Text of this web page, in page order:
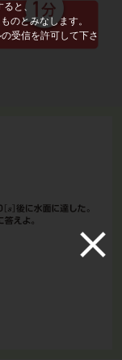
と、
のとみなします。
受信を許可して下さ